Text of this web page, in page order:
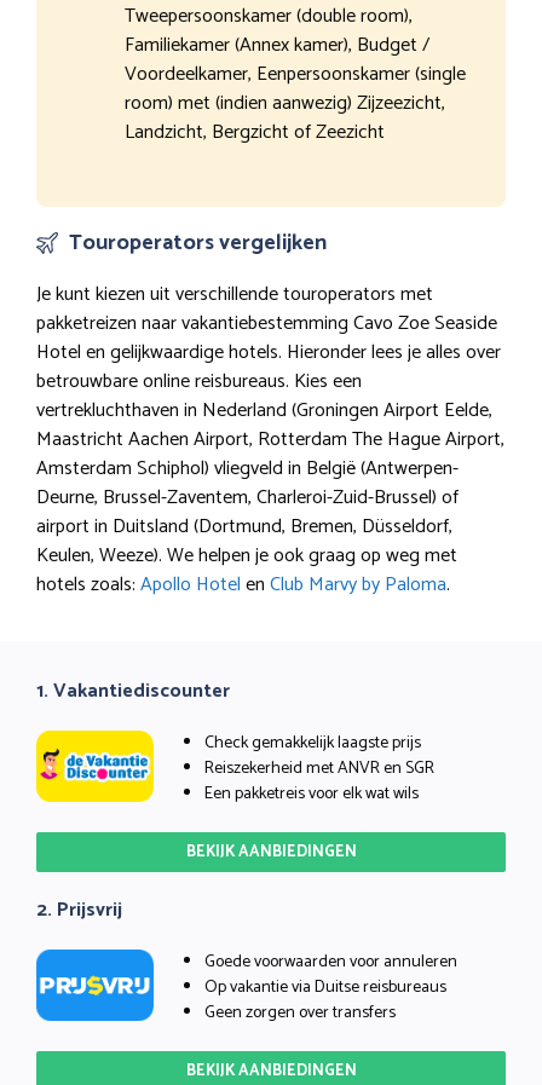
Tweepersoonskamer (double room),
Familiekamer (Annex kamer), Budget /
Voordeelkamer, Eenpersoonskamer (single
room) met (indien aanwezig) Zijzeezicht,
Landzicht, Bergzicht of Zeezicht
Touroperators vergelijken
Je kunt kiezen uit verschillende touroperators met
pakketreizen naar vakantiebestemming Cavo Zoe Seaside
Hotel en gelijkwaardige hotels. Hieronder lees je alles over
betrouwbare online reisbureaus. Kies een
vertrekluchthaven in Nederland (Groningen Airport Eelde,
Maastricht Aachen Airport, Rotterdam The Hague Airport,
Amsterdam Schiphol) vliegveld in België (Antwerpen-
Deurne, Brussel-Zaventem, Charleroi-Zuid-Brussel) of
airport in Duitsland (Dortmund, Bremen, Düsseldorf,
Keulen, Weeze). We helpen je ook graag op weg met
hotels zoals:Apollo HotelenClub Marvy by Paloma.
1. Vakantiediscounter
Check gemakkelijk laagste prijs
Reiszekerheid met ANVR en SGR
Een pakketreis voor elk wat wils
BEKIJK AANBIEDINGEN
2. Prijsvrij
Goede voorwaarden voor annuleren
Op vakantie via Duitse reisbureaus
Geen zorgen over transfers
BEKIJK AANBIEDINGEN